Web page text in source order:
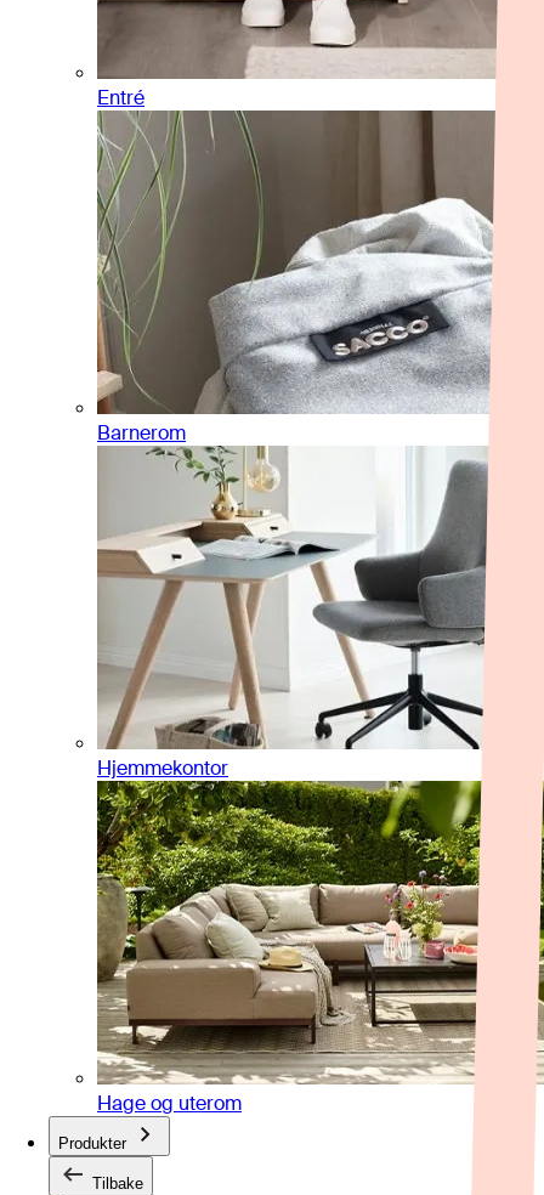
Entré
Barnerom
Hjemmekontor
Hage og uterom
Produkter
Tilbake